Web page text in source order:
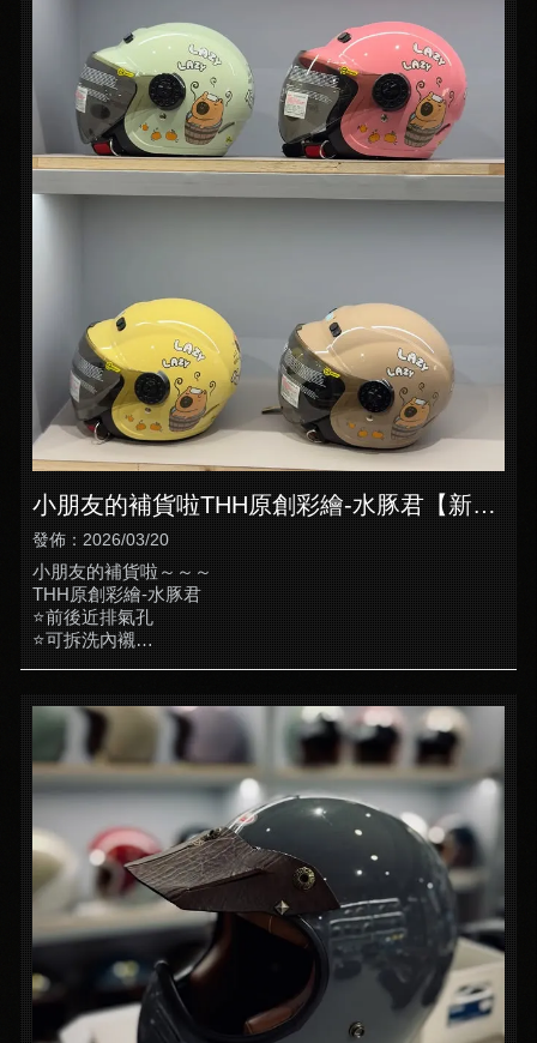
小朋友的補貨啦THH原創彩繪-水豚君【新竹
安全帽專賣】【新竹安全帽販售】
發佈：2026/03/20
小朋友的補貨啦～～～
THH原創彩繪-水豚君
⭐前後近排氣孔
⭐可拆洗內襯
#THH #兒童安全帽 #卡皮巴拉 #水豚君